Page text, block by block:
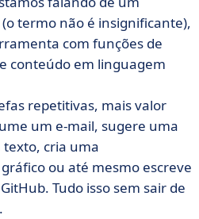
(o termo não é insignificante),
com funções de
conteúdo em linguagem
repetitivas, mais valor
um e-mail, sugere uma
cria uma
ou até mesmo escreve
Tudo isso sem sair de